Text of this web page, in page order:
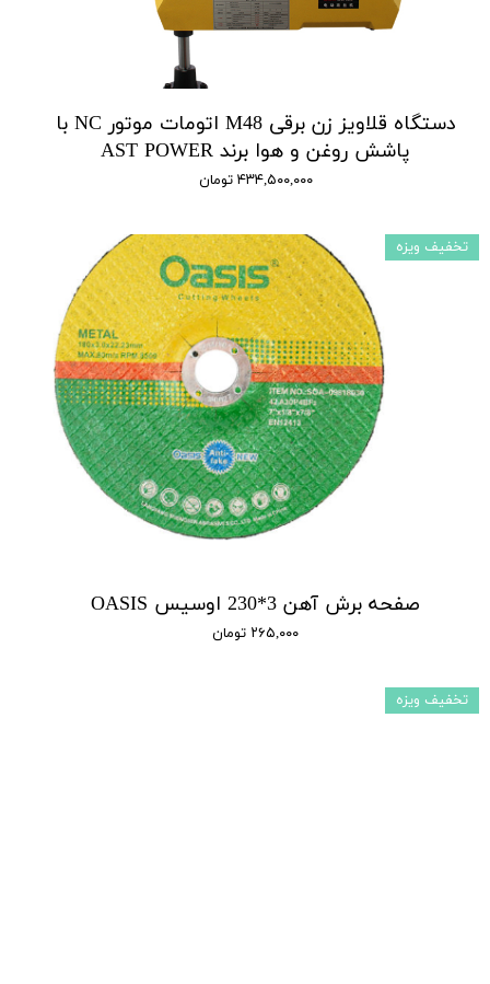
دستگاه قلاویز زن برقی M48 اتومات موتور NC با
پاشش روغن و هوا برند AST POWER
۴۳۴,۵۰۰,۰۰۰ تومان
صفحه برش آهن 3*230 اوسیس OASIS
۲۶۵,۰۰۰ تومان
تخفیف ویزه
تخفیف ویزه